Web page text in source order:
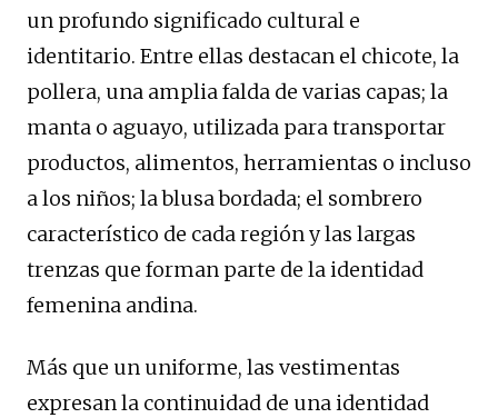
un profundo significado cultural e
identitario. Entre ellas destacan el chicote, la
pollera, una amplia falda de varias capas; la
manta o aguayo, utilizada para transportar
productos, alimentos, herramientas o incluso
a los niños; la blusa bordada; el sombrero
característico de cada región y las largas
trenzas que forman parte de la identidad
femenina andina.
Más que un uniforme, las vestimentas
expresan la continuidad de una identidad